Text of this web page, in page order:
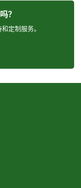
？
定制服务。